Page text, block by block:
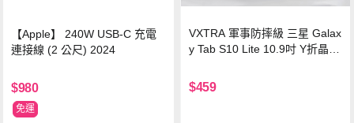
【Apple】 240W USB-C 充電
連接線 (2 公尺) 2024
$980
免運
VXTRA 軍事防摔級 三星 Galax
y Tab S10 Lite 10.9吋 Y折晶透
$459